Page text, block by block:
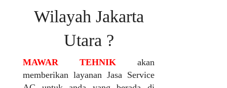
Wilayah Jakarta
Utara ?
MAWAR TEHNIK akan
memberikan layanan Jasa Service